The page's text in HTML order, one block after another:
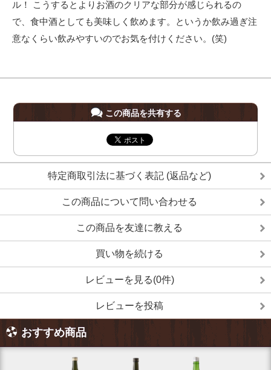
ル！ こうするとよりお酒のクリアな部分が感じられるの
で、食中酒としても美味しく飲めます。というか飲み過ぎ注
意なくらい飲みやすいのでお気を付けください。(笑)
この商品を共有する
特定商取引法に基づく表記 (返品など)
この商品について問い合わせる
この商品を友達に教える
買い物を続ける
レビューを見る(0件)
レビューを投稿
おすすめ商品